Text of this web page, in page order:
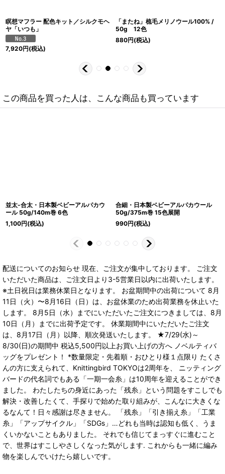
瞑想マフラー 配色キット／シルクモヘ
ヤ「いつも」
7,920円(税込)
「またね」梳毛メリノウール100% /
50g 12色
880円(税込)
この商品を買った人は、こんな商品も買っています
並太-合太・日本製ベビーアルパカウ
ール 50g/140m巻 6色
1,100円(税込)
合細・日本製ベビーアルパカウール
50g/375m巻 15色展開
990円(税込)
配送についてのお知らせ 現在、ご注文が集中しております。 ご注文
いただいた商品は、ご注文日より3-5営業日以内に出荷いたします。
※土日祝日は業務休業日となります。 お盆期間中の出荷について 8月
11日（火）〜8月16日（日）は、お盆休業のため出荷業務を休止いた
します。 8月5日（水）までにいただいたご注文につきましては、8月
10日（月）までに出荷予定です。 休業期間中にいただいたご注文
は、8月17日（月）以降、順次発送いたします。 ★7/29(水)～
8/30(日)の期間中 税込5,500円以上お買い上げの方へ ノベルティバ
ッグをプレゼント！ *数量限定・先着順・おひとり様１点限り たくさ
んの方に支えられて、Knittingbird TOKYOは2周年を、 ニッティング
バードの代名詞でもある「一期一会糸」は10周年を迎えることができ
ました。 わたしたちの身近にあった「残糸」という問題をすこしでも
解決・改善したくて、手探りで始めた取り組みが、こんなに大きくな
るなんて！日々感謝は尽きません。 「残糸」「引き揃え糸」「工業
糸」「アップサイクル」「SDGs」…どれも当時は認知も低く、うま
くいかないこともありました。 それでも信じてまっすぐに進むこと
で、世界はすこしやさしくなった気がします. これからも一緒に編み
物を楽しんでいけたら嬉しいです。